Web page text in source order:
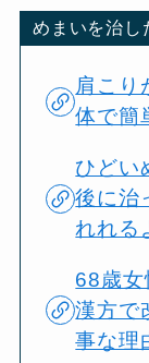
めまいを治し
肩こり
体で簡
ひどい
後に治
れれる
68歳女
漢方で
事な理